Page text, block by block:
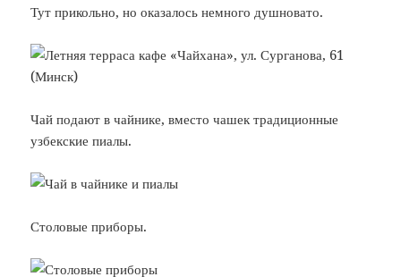
Тут прикольно, но оказалось немного душновато.
Чай подают в чайнике, вместо чашек традиционные
узбекские пиалы.
Столовые приборы.